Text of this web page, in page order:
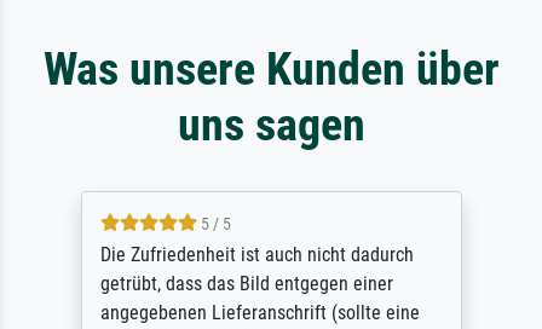
Was unsere Kunden über
uns sagen
5 / 5
Die Zufriedenheit ist auch nicht dadurch
getrübt, dass das Bild entgegen einer
angegebenen Lieferanschrift (sollte eine